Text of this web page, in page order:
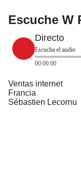
Escuche W
Directo
Escucha el audio
00:00:00
Ventas internet
Francia
Sébastien Lecornu